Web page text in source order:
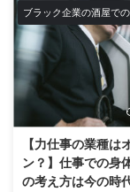
ない理想ばかりを
目の前の店の実情
れ！
夢を語るより従業員
時間を目をかっぽじっ
れ！ 基本的にダメな
言うのは叶うことの
を語るので実現する事
ません。口を開けば昔
とか儲かってた、昔な
ブラック企業の酒屋で
【力仕事の業種は
ン？】仕事での身
の考え方は今の時